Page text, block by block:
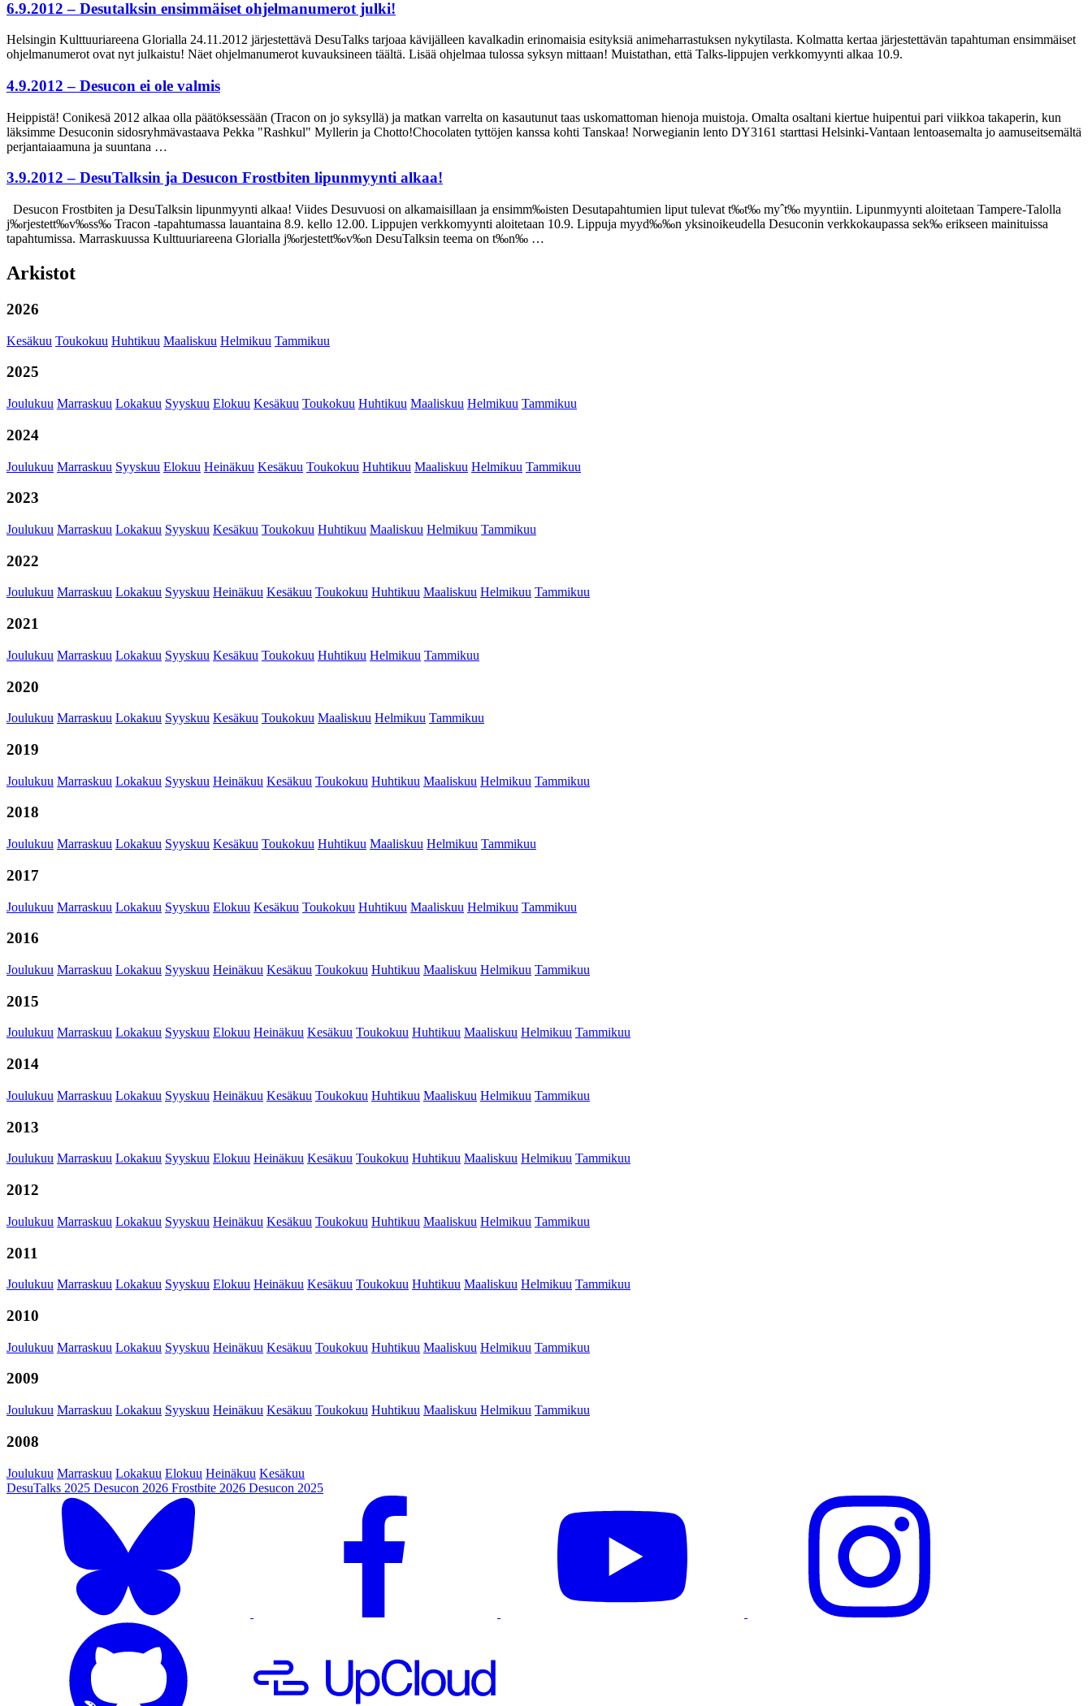
6.9.2012 – Desutalksin ensimmäiset ohjelmanumerot julki!
Helsingin Kulttuuriareena Glorialla 24.11.2012 järjestettävä DesuTalks tarjoaa kävijälleen kavalkadin erinomaisia esityksiä animeharrastuksen nykytilasta. Kolmatta kertaa järjestettävän tapahtuman ensimmäiset
ohjelmanumerot ovat nyt julkaistu! Näet ohjelmanumerot kuvauksineen täältä. Lisää ohjelmaa tulossa syksyn mittaan! Muistathan, että Talks-lippujen verkkomyynti alkaa 10.9.
4.9.2012 – Desucon ei ole valmis
Heippistä! Conikesä 2012 alkaa olla päätöksessään (Tracon on jo syksyllä) ja matkan varrelta on kasautunut taas uskomattoman hienoja muistoja. Omalta osaltani kiertue huipentui pari viikkoa takaperin, kun
läksimme Desuconin sidosryhmävastaava Pekka "Rashkul" Myllerin ja Chotto!Chocolaten tyttöjen kanssa kohti Tanskaa! Norwegianin lento DY3161 starttasi Helsinki-Vantaan lentoasemalta jo aamuseitsemältä
perjantaiaamuna ja suuntana …
3.9.2012 – DesuTalksin ja Desucon Frostbiten lipunmyynti alkaa!
Desucon Frostbiten ja DesuTalksin lipunmyynti alkaa! Viides Desuvuosi on alkamaisillaan ja ensimm‰isten Desutapahtumien liput tulevat t‰t‰ myˆt‰ myyntiin. Lipunmyynti aloitetaan Tampere-Talolla
j‰rjestett‰v‰ss‰ Tracon -tapahtumassa lauantaina 8.9. kello 12.00. Lippujen verkkomyynti aloitetaan 10.9. Lippuja myyd‰‰n yksinoikeudella Desuconin verkkokaupassa sek‰ erikseen mainituissa
tapahtumissa. Marraskuussa Kulttuuriareena Glorialla j‰rjestett‰v‰n DesuTalksin teema on t‰n‰ …
Arkistot
2026
Kesäkuu Toukokuu Huhtikuu Maaliskuu Helmikuu Tammikuu
2025
Joulukuu Marraskuu Lokakuu Syyskuu Elokuu Kesäkuu Toukokuu Huhtikuu Maaliskuu Helmikuu Tammikuu
2024
Joulukuu Marraskuu Syyskuu Elokuu Heinäkuu Kesäkuu Toukokuu Huhtikuu Maaliskuu Helmikuu Tammikuu
2023
Joulukuu Marraskuu Lokakuu Syyskuu Kesäkuu Toukokuu Huhtikuu Maaliskuu Helmikuu Tammikuu
2022
Joulukuu Marraskuu Lokakuu Syyskuu Heinäkuu Kesäkuu Toukokuu Huhtikuu Maaliskuu Helmikuu Tammikuu
2021
Joulukuu Marraskuu Lokakuu Syyskuu Kesäkuu Toukokuu Huhtikuu Helmikuu Tammikuu
2020
Joulukuu Marraskuu Lokakuu Syyskuu Kesäkuu Toukokuu Maaliskuu Helmikuu Tammikuu
2019
Joulukuu Marraskuu Lokakuu Syyskuu Heinäkuu Kesäkuu Toukokuu Huhtikuu Maaliskuu Helmikuu Tammikuu
2018
Joulukuu Marraskuu Lokakuu Syyskuu Kesäkuu Toukokuu Huhtikuu Maaliskuu Helmikuu Tammikuu
2017
Joulukuu Marraskuu Lokakuu Syyskuu Elokuu Kesäkuu Toukokuu Huhtikuu Maaliskuu Helmikuu Tammikuu
2016
Joulukuu Marraskuu Lokakuu Syyskuu Heinäkuu Kesäkuu Toukokuu Huhtikuu Maaliskuu Helmikuu Tammikuu
2015
Joulukuu Marraskuu Lokakuu Syyskuu Elokuu Heinäkuu Kesäkuu Toukokuu Huhtikuu Maaliskuu Helmikuu Tammikuu
2014
Joulukuu Marraskuu Lokakuu Syyskuu Heinäkuu Kesäkuu Toukokuu Huhtikuu Maaliskuu Helmikuu Tammikuu
2013
Joulukuu Marraskuu Lokakuu Syyskuu Elokuu Heinäkuu Kesäkuu Toukokuu Huhtikuu Maaliskuu Helmikuu Tammikuu
2012
Joulukuu Marraskuu Lokakuu Syyskuu Heinäkuu Kesäkuu Toukokuu Huhtikuu Maaliskuu Helmikuu Tammikuu
2011
Joulukuu Marraskuu Lokakuu Syyskuu Elokuu Heinäkuu Kesäkuu Toukokuu Huhtikuu Maaliskuu Helmikuu Tammikuu
2010
Joulukuu Marraskuu Lokakuu Syyskuu Heinäkuu Kesäkuu Toukokuu Huhtikuu Maaliskuu Helmikuu Tammikuu
2009
Joulukuu Marraskuu Lokakuu Syyskuu Heinäkuu Kesäkuu Toukokuu Huhtikuu Maaliskuu Helmikuu Tammikuu
2008
Joulukuu Marraskuu Lokakuu Elokuu Heinäkuu Kesäkuu
DesuTalks 2025 Desucon 2026 Frostbite 2026 Desucon 2025